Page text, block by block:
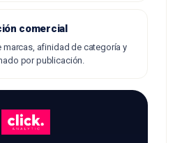
comercial
marcas, afinidad de categoría y
por publicación.